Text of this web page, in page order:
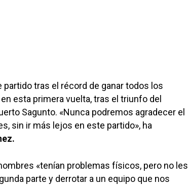
tras el récord de ganar todos los
esta primera vuelta, tras el triunfo del
Sagunto. «Nunca podremos agradecer el
sin ir más lejos en este partido», ha
«tenían problemas físicos, pero no les
parte y derrotar a un equipo que nos